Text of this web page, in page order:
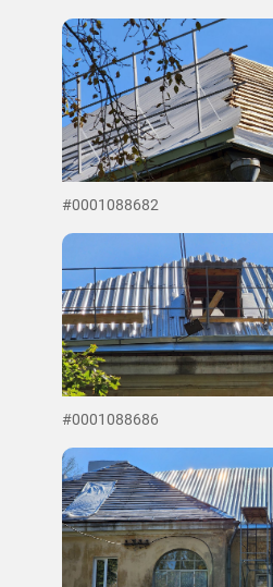
#0001088682
#0001088686